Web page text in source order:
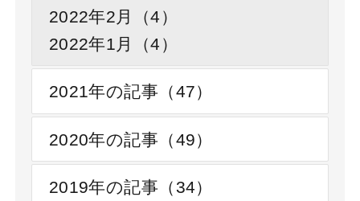
2022年2月（4）
2022年1月（4）
2021年の記事（47）
2020年の記事（49）
2019年の記事（34）